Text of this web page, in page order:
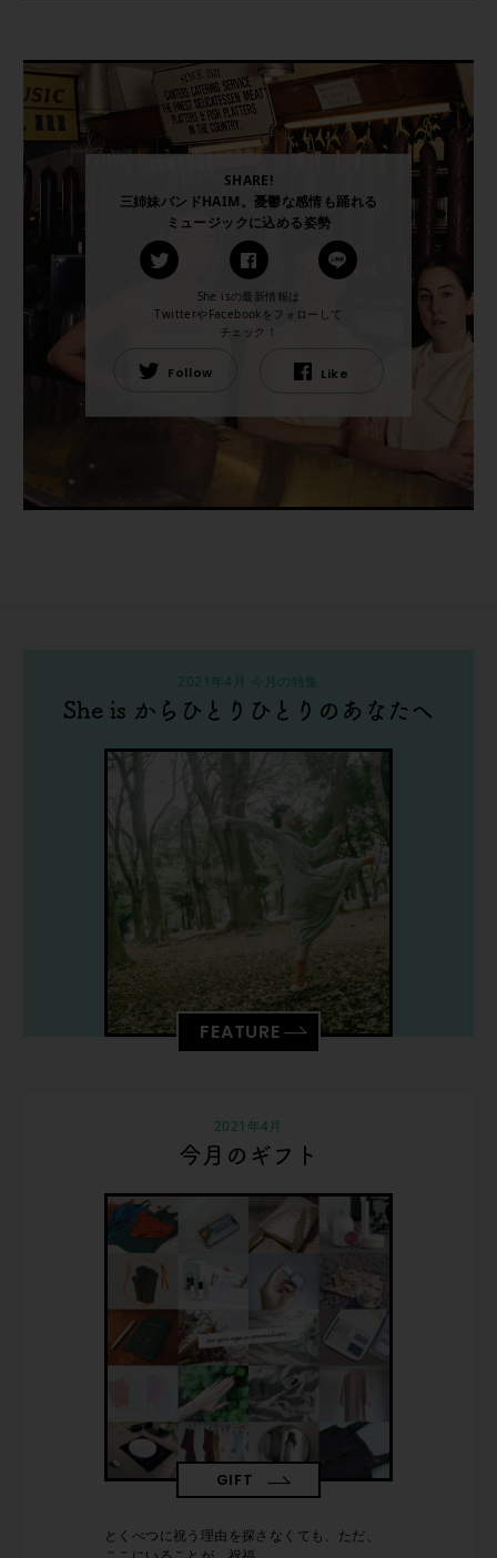
SHARE!
三姉妹バンドHAIM。憂鬱な感情も踊れる
ミュージックに込める姿勢
She isの最新情報は
TwitterやFacebookをフォローして
チェック！
Follow Like
2021年4月 今月の特集
She is からひとりひとりのあなたへ
FEATURE
2021年4月
今月のギフト
GIFT
とくべつに祝う理由を探さなくても、ただ、